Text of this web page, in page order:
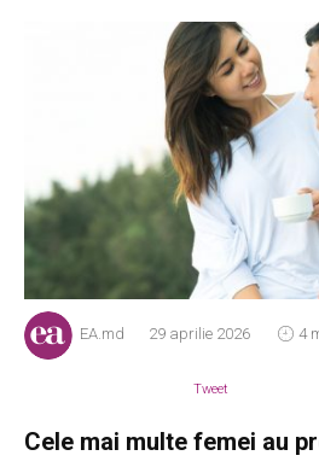
EA.md 29 aprilie 2026 4
Tweet
Cele mai multe femei au